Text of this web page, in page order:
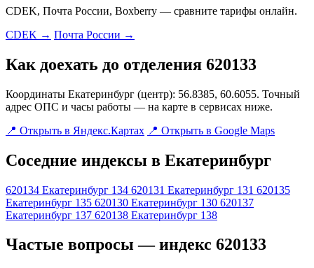
CDEK, Почта России, Boxberry — сравните тарифы онлайн.
CDEK → Почта России →
Как доехать до отделения 620133
Координаты Екатеринбург (центр): 56.8385, 60.6055. Точный
адрес ОПС и часы работы — на карте в сервисах ниже.
📍 Открыть в Яндекс.Картах 📍 Открыть в Google Maps
Соседние индексы в Екатеринбург
620134 Екатеринбург 134 620131 Екатеринбург 131 620135
Екатеринбург 135 620130 Екатеринбург 130 620137
Екатеринбург 137 620138 Екатеринбург 138
Частые вопросы — индекс 620133